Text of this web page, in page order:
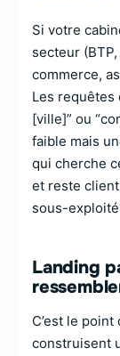
Si votre
secteur
commerce,
Les
[ville]” ou
faible mais
qui cherche
et reste
sous-
Landing
C’est le
construisent